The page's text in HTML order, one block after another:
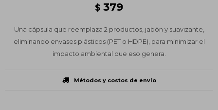
$ 379
Una cápsula que reemplaza 2 productos, jabón y suavizante,
eliminando envases plásticos (PET o HDPE), para minimizar el
impacto ambiental que eso genera.
Métodos y costos de envío